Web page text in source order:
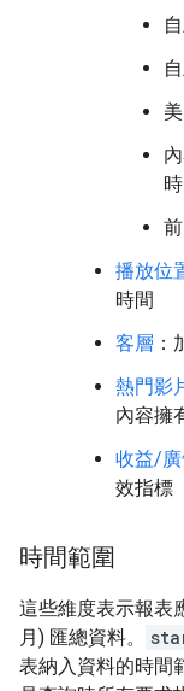
播放位
時間
客層
熱門影
內容擁
收益/
效指標
時間範圍
這些維度表示報表
月) 匯總資料。
表納入資料的時間